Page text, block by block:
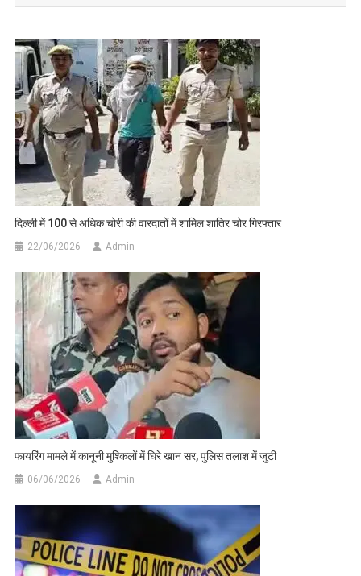
दिल्ली में 100 से अधिक चोरी की वारदातों में शामिल शातिर चोर गिरफ्तार
22/06/2026 Admin
फायरिंग मामले में कानूनी मुश्किलों में घिरे खान सर, पुलिस तलाश में जुटी
06/06/2026 Admin